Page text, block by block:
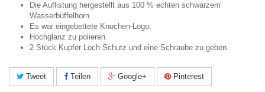
Die Auflistung hergestellt aus 100 % echten schwarzem
Wasserbüffelhorn.
Es war eingebettete Knochen-Logo.
Hochglanz zu polieren.
2 Stück Kupfer Loch Schutz und eine Schraube zu geben.
Tweet Teilen Google+ Pinterest